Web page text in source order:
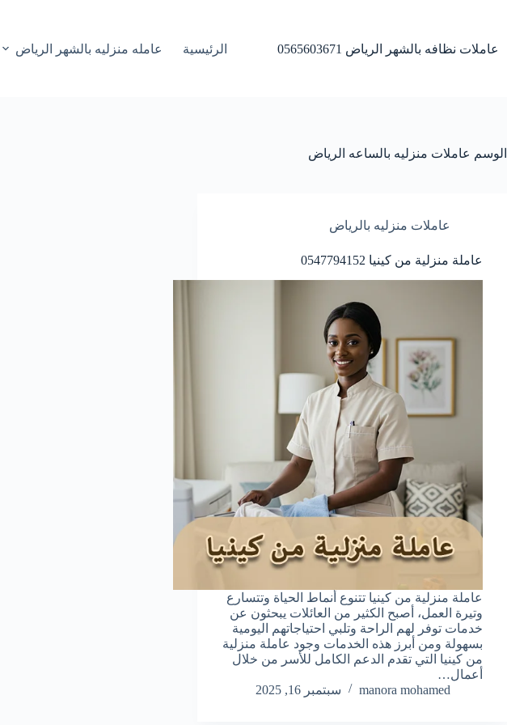
عاملات نظافه بالشهر الرياض 0565603671 الرئيسية عامله منزليه بالشهر الرياض
الوسم عاملات منزليه بالساعه الرياض
عاملات منزليه بالرياض
عاملة منزلية من كينيا 0547794152
عاملة منزلية من كينيا تتنوع أنماط الحياة وتتسارع
وتيرة العمل، أصبح الكثير من العائلات يبحثون عن
خدمات توفر لهم الراحة وتلبي احتياجاتهم اليومية
بسهولة ومن أبرز هذه الخدمات وجود عاملة منزلية
من كينيا التي تقدم الدعم الكامل للأسر من خلال
أعمال…
manora mohamed
سبتمبر 16, 2025